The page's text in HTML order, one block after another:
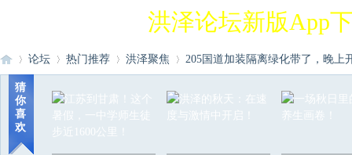
洪泽论坛新版App
»
论坛 热门推荐 洪泽聚焦 205国道加装隔离绿化带了，晚上
猜
你
喜
欢